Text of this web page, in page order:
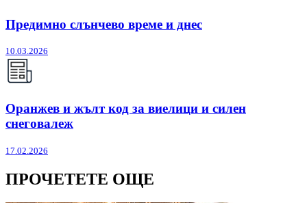
Предимно слънчево време и днес
10.03.2026
Оранжев и жълт код за виелици и силен
снеговалеж
17.02.2026
ПРОЧЕТЕТЕ ОЩЕ